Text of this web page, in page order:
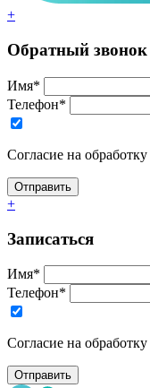
+
Обратный звонок
Имя*
Телефон*
Согласие на обработку
+
Записаться
Имя*
Телефон*
Согласие на обработку